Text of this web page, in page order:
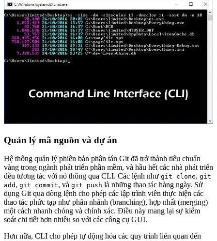
Quản lý mã nguồn và dự án
Hệ thống quản lý phiên bản phân tán Git đã trở thành tiêu chuẩn
vàng trong ngành phát triển phần mềm, và hầu hết các nhà phát triển
đều tương tác với nó thông qua CLI. Các lệnh như git clone, git
add , git commit, và git push là những thao tác hàng ngày. Sử
dụng Git qua dòng lệnh cho phép các lập trình viên thực hiện các
thao tác phức tạp như phân nhánh (branching), hợp nhất (merging)
một cách nhanh chóng và chính xác. Điều này mang lại sự kiểm
soát chi tiết hơn nhiều so với các công cụ GUI.
Hơn nữa, CLI cho phép tự động hóa các quy trình liên quan đến